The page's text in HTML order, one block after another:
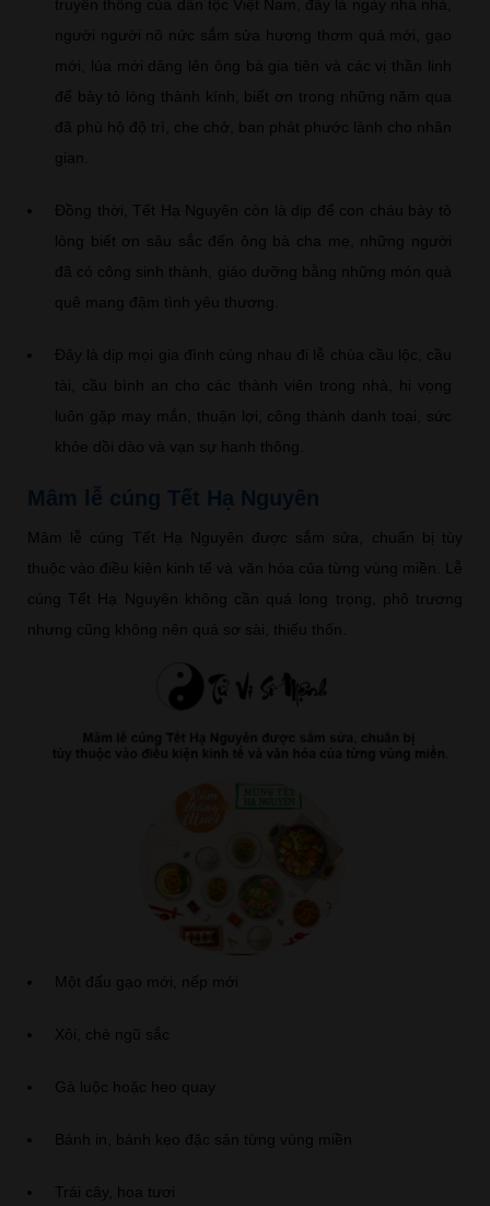
truyền thống của dân tộc Việt Nam, đây là ngày nhà nhà,
người người nô nức sắm sửa hương thơm quả mới, gạo
mới, lúa mới dâng lên ông bà gia tiên và các vị thần linh
để bày tỏ lòng thành kính, biết ơn trong những năm qua
đã phù hộ độ trì, che chở, ban phát phước lành cho nhân
gian.
Đồng thời, Tết Hạ Nguyên còn là dịp để con cháu bày tỏ
lòng biết ơn sâu sắc đến ông bà cha mẹ, những người
đã có công sinh thành, giáo dưỡng bằng những món quà
quê mang đậm tình yêu thương.
Đây là dịp mọi gia đình cùng nhau đi lễ chùa cầu lộc, cầu
tài, cầu bình an cho các thành viên trong nhà, hi vọng
luôn gặp may mắn, thuận lợi, công thành danh toại, sức
khỏe dồi dào và vạn sự hanh thông.
Mâm lễ cúng Tết Hạ Nguyên
Mâm lễ cúng Tết Hạ Nguyên được sắm sửa, chuẩn bị tùy
thuộc vào điều kiện kinh tế và văn hóa của từng vùng miền. Lễ
cúng Tết Hạ Nguyên không cần quá long trọng, phô trương
nhưng cũng không nên quá sơ sài, thiếu thốn.
Một đấu gạo mới, nếp mới
Xôi, chè ngũ sắc
Gà luộc hoặc heo quay
Bánh in, bánh kẹo đặc sản từng vùng miền
Trái cây, hoa tươi